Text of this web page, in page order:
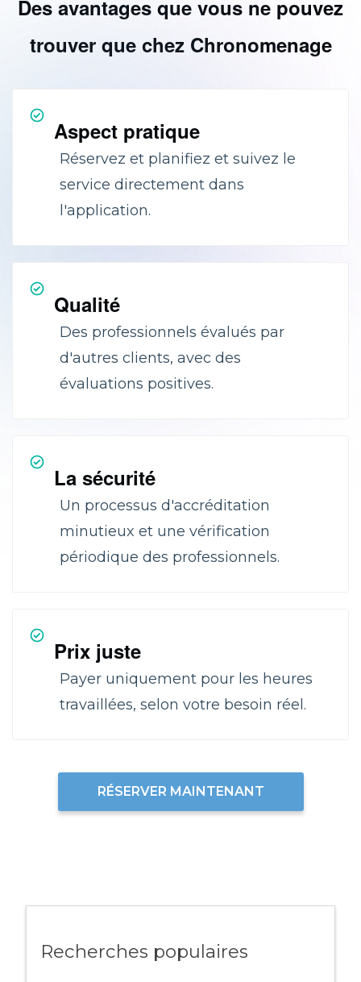
Des avantages que vous ne pouvez
trouver que chez Chronomenage
Aspect pratique
Réservez et planifiez et suivez le
service directement dans
l'application.
Qualité
Des professionnels évalués par
d'autres clients, avec des
évaluations positives.
La sécurité
Un processus d'accréditation
minutieux et une vérification
périodique des professionnels.
Prix juste
Payer uniquement pour les heures
travaillées, selon votre besoin réel.
RÉSERVER MAINTENANT
Recherches populaires